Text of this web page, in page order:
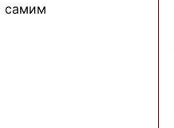
самим